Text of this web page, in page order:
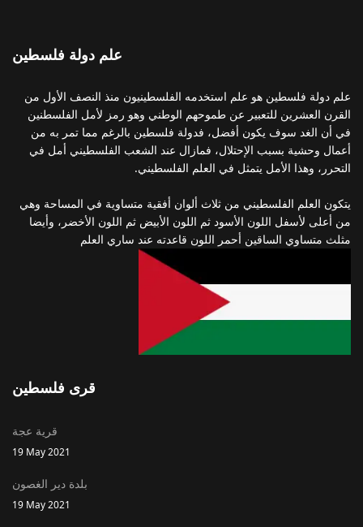
علم دولة فلسطين
علم دولة فلسطين هو علم استخدمه الفلسطينيون منذ النصف الأول من
القرن العشرين للتعبير عن طموحهم الوطني وهو رمز لأمل الفلسطنين
في أن الغد سوف يكون أفضل، فدولة فلسطين بالرغم مما تمر به من
أعمال وحشية بسبب الإحتلال، فمازال عند الشعب الفلسطيني أمل في
التحرر، وهذا الأمل يتمثل في العلم الفلسطيني.
يتكون العلم الفلسطيني من ثلاث ألوان أفقية متساوية في المساحة وهي
من أعلى لأسفل اللون الأسود ثم اللون الأبيض ثم اللون الأخضر، وأيضا
مثلث متساوي الساقين أحمر اللون قاعدته عند ساري العلم
قرى فلسطين
قرية عجة
19 May 2021
بلدة دير الغصون
19 May 2021